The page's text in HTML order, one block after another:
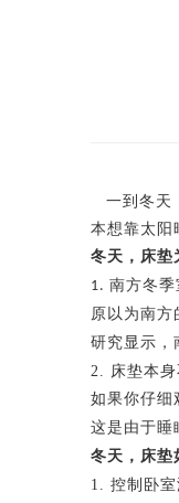
一到冬天
本想靠太阳
冬天，床垫
1. 南方冬季
原以为南方
研究显示，
2. 床垫本
如果你仔细
这是由于睡
冬天，床垫
1. 控制卧